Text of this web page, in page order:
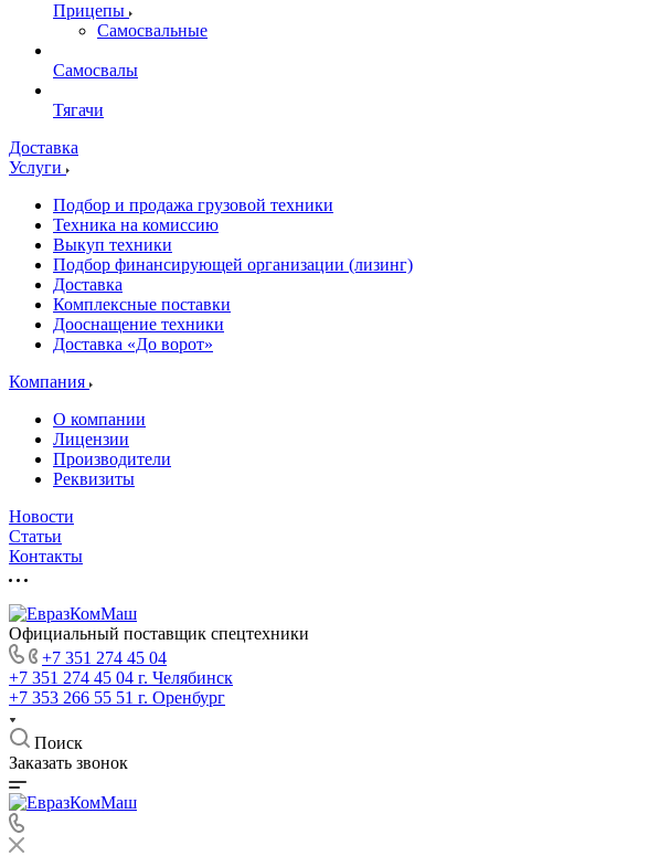
Прицепы
Самосвальные
Самосвалы
Тягачи
Доставка
Услуги
Подбор и продажа грузовой техники
Техника на комиссию
Выкуп техники
Подбор финансирующей организации (лизинг)
Доставка
Комплексные поставки
Дооснащение техники
Доставка «До ворот»
Компания
О компании
Лицензии
Производители
Реквизиты
Новости
Статьи
Контакты
Официальный поставщик спецтехники
+7 351 274 45 04
+7 351 274 45 04 г. Челябинск
+7 353 266 55 51 г. Оренбург
Поиск
Заказать звонок